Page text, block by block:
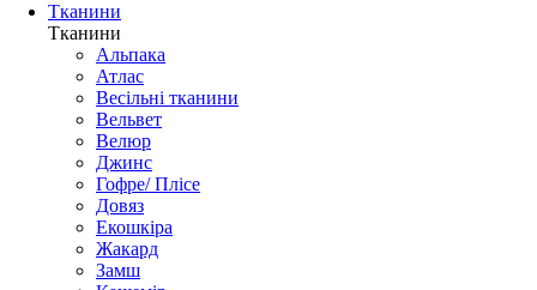
Тканини
Тканини
Альпака
Атлас
Весільні тканини
Вельвет
Велюр
Джинс
Гофре/ Плісе
Довяз
Екошкіра
Жакард
Замш